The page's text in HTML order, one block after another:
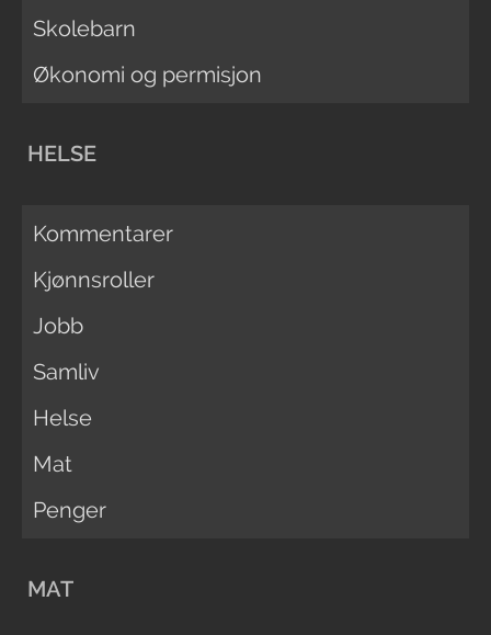
Skolebarn
Økonomi og permisjon
HELSE
Kommentarer
Kjønnsroller
Jobb
Samliv
Helse
Mat
Penger
MAT